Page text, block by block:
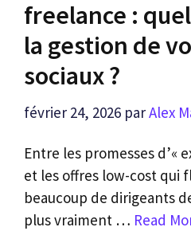
freelance :
la gestion de
sociaux ?
février 24, 2026 parAlex
Entre les promesses d’«
et les offres low-cost qui
beaucoup de dirigeants
plus vraiment … Read